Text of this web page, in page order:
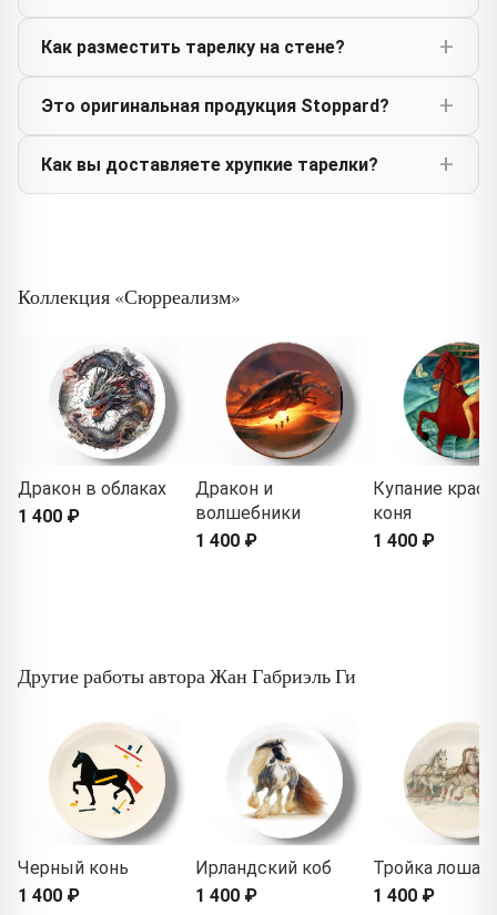
Как разместить тарелку на стене?
Это оригинальная продукция Stoppard?
Как вы доставляете хрупкие тарелки?
Коллекция «Сюрреализм»
Дракон в облаках
1 400 ₽
Дракон и
волшебники
1 400 ₽
Купание
коня
1 400 ₽
Другие работы автора Жан Габриэль Ги
Черный конь
1 400 ₽
Ирландский коб
1 400 ₽
Тройка
1 400 ₽